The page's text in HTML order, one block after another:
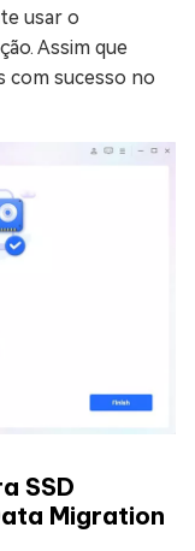
usar o
Assim que
com sucesso no
SSD
Migration